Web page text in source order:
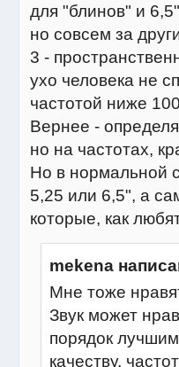
для "блинов" и
но совсем за
3 -
ухо человека не
частотой ниже
Вернее -
но на частотах,
Но в нормальной
5,25 или 6,5", а
которые, как
mekena
Мне тоже
Звук может
порядок
качеству,